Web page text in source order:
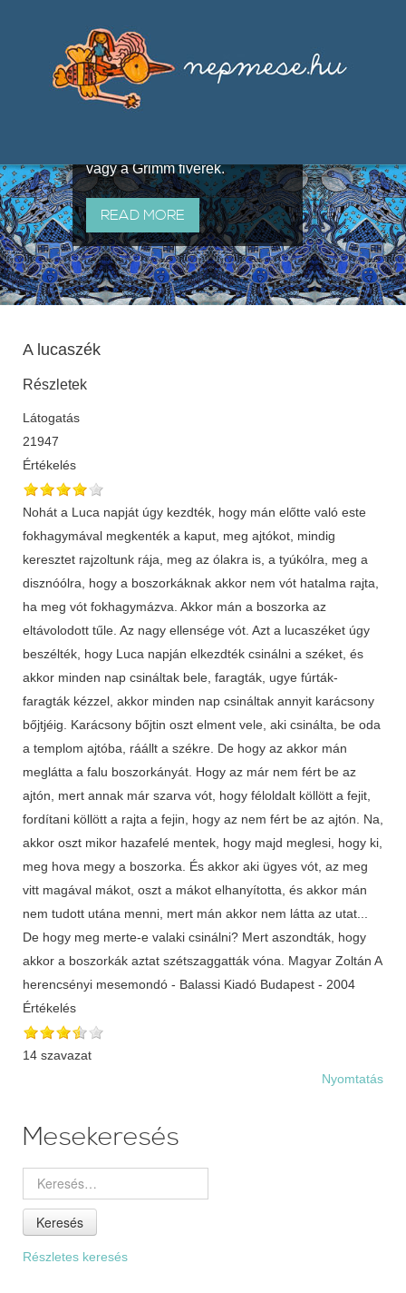
útján terjedő elbeszélésekből,
melyeket olyan ismert gyűjtők
állítottak össze, mint Benedek
vagy a Grimm fivérek.
READ MORE
A lucaszék
Részletek
Látogatás
21947
Értékelés
Nohát a Luca napját úgy kezdték, hogy mán előtte való este
fokhagymával megkenték a kaput, meg ajtókot, mindig
keresztet rajzoltunk rája, meg az ólakra is, a tyúkólra, meg a
disznóólra, hogy a boszorkáknak akkor nem vót hatalma rajta,
ha meg vót fokhagymázva. Akkor mán a boszorka az
eltávolodott tűle. Az nagy ellensége vót. Azt a lucaszéket úgy
beszélték, hogy Luca napján elkezdték csinálni a széket, és
akkor minden nap csináltak bele, faragták, ugye fúrták-
faragták kézzel, akkor minden nap csináltak annyit karácsony
bőjtjéig. Karácsony bőjtin oszt elment vele, aki csinálta, be oda
a templom ajtóba, ráállt a székre. De hogy az akkor mán
meglátta a falu boszorkányát. Hogy az már nem fért be az
ajtón, mert annak már szarva vót, hogy féloldalt köllött a fejit,
fordítani köllött a rajta a fejin, hogy az nem fért be az ajtón. Na,
akkor oszt mikor hazafelé mentek, hogy majd meglesi, hogy ki,
meg hova megy a boszorka. És akkor aki ügyes vót, az meg
vitt magával mákot, oszt a mákot elhanyította, és akkor mán
nem tudott utána menni, mert mán akkor nem látta az utat...
De hogy meg merte-e valaki csinálni? Mert aszondták, hogy
akkor a boszorkák aztat szétszaggatták vóna. Magyar Zoltán A
herencsényi mesemondó - Balassi Kiadó Budapest - 2004
Értékelés
14 szavazat
Nyomtatás
Mesekeresés
Keresés
Részletes keresés